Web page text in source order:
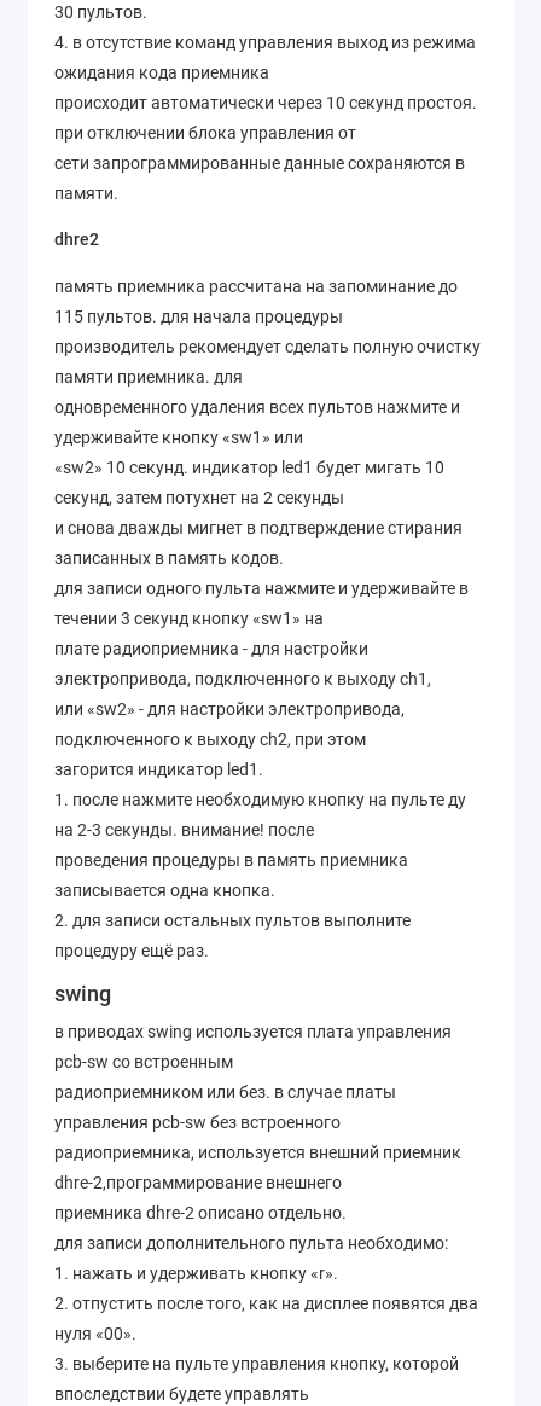
30 пультов.
4. в отсутствие команд управления выход из режима
ожидания кода приемника
происходит автоматически через 10 секунд простоя.
при отключении блока управления от
сети запрограммированные данные сохраняются в
памяти.
dhre2
память приемника рассчитана на запоминание до
115 пультов. для начала процедуры
производитель рекомендует сделать полную очистку
памяти приемника. для
одновременного удаления всех пультов нажмите и
удерживайте кнопку «sw1» или
«sw2» 10 секунд. индикатор led1 будет мигать 10
секунд, затем потухнет на 2 секунды
и снова дважды мигнет в подтверждение стирания
записанных в память кодов.
для записи одного пульта нажмите и удерживайте в
течении 3 секунд кнопку «sw1» на
плате радиоприемника - для настройки
электропривода, подключенного к выходу ch1,
или «sw2» - для настройки электропривода,
подключенного к выходу ch2, при этом
загорится индикатор led1.
1. после нажмите необходимую кнопку на пульте ду
на 2-3 секунды. внимание! после
проведения процедуры в память приемника
записывается одна кнопка.
2. для записи остальных пультов выполните
процедуру ещё раз.
swing
в приводах swing используется плата управления
pcb-sw со встроенным
радиоприемником или без. в случае платы
управления pcb-sw без встроенного
радиоприемника, используется внешний приемник
dhre-2,программирование внешнего
приемника dhre-2 описано отдельно.
для записи дополнительного пульта необходимо:
1. нажать и удерживать кнопку «r».
2. отпустить после того, как на дисплее появятся два
нуля «00».
3. выберите на пульте управления кнопку, которой
впоследствии будете управлять